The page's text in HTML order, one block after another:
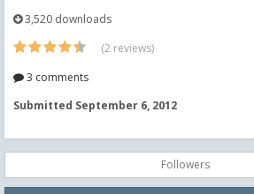
3,520 downloads
(2 reviews)
3 comments
Submitted September 6, 2012
Followers